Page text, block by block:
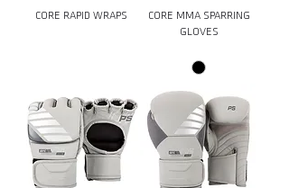
CORE RAPID WRAPS
CORE MMA SPARRING
GLOVES